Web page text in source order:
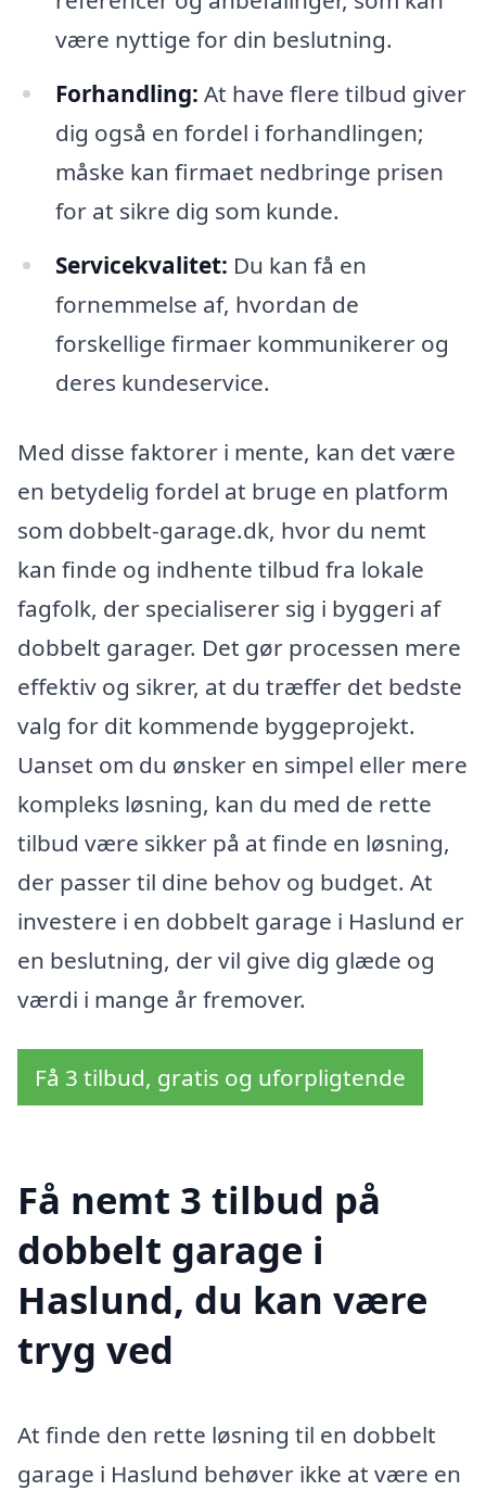
være nyttige for din beslutning.
Forhandling: At have flere tilbud giver
dig også en fordel i forhandlingen;
måske kan firmaet nedbringe prisen
for at sikre dig som kunde.
Servicekvalitet: Du kan få en
fornemmelse af, hvordan de
forskellige firmaer kommunikerer og
deres kundeservice.
Med disse faktorer i mente, kan det være
en betydelig fordel at bruge en platform
som dobbelt-garage.dk, hvor du nemt
kan finde og indhente tilbud fra lokale
fagfolk, der specialiserer sig i byggeri af
dobbelt garager. Det gør processen mere
effektiv og sikrer, at du træffer det bedste
valg for dit kommende byggeprojekt.
Uanset om du ønsker en simpel eller mere
kompleks løsning, kan du med de rette
tilbud være sikker på at finde en løsning,
der passer til dine behov og budget. At
investere i en dobbelt garage i Haslund er
en beslutning, der vil give dig glæde og
værdi i mange år fremover.
Få 3 tilbud, gratis og uforpligtende
Få nemt 3 tilbud på
dobbelt garage i
Haslund, du kan være
tryg ved
At finde den rette løsning til en dobbelt
garage i Haslund behøver ikke at være en